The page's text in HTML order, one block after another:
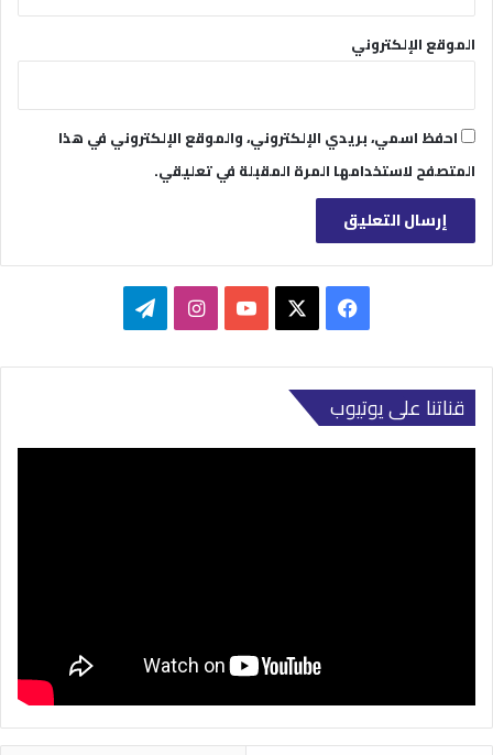
الموقع الإلكتروني
احفظ اسمي، بريدي الإلكتروني، والموقع الإلكتروني في هذا
المتصفح لاستخدامها المرة المقبلة في تعليقي.
فيسبوك ‫YouTubeانستقرامتيلقرام
قناتنا على يوتيوب